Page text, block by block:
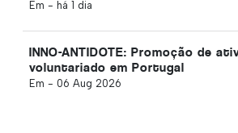
Em - há 1 dia
INNO-ANTIDOTE: Promoção de
voluntariado em Portugal
Em - 06 Aug 2026